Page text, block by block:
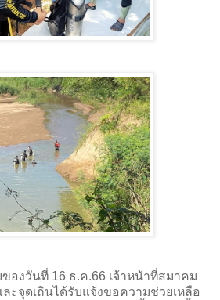
องวันที่ 16 ธ.ค.66 เจ้าหน้าที่สมาคม
ะจุดเถินได้รับแจ้งขอความช่วยเหลือ